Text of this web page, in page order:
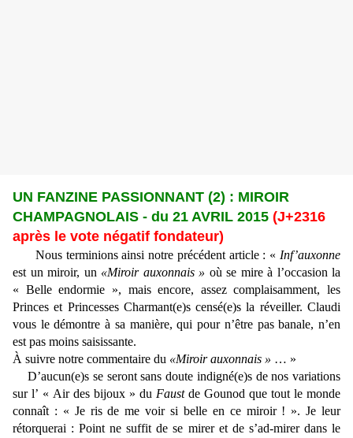
UN FANZINE PASSIONNANT (2) : MIROIR
CHAMPAGNOLAIS - du 21 AVRIL 2015 (J+2316
après le vote négatif fondateur)
Nous terminions ainsi notre précédent article : « Inf’auxonne
est un miroir, un «Miroir auxonnais » où se mire à l’occasion la
« Belle endormie », mais encore, assez complaisamment, les
Princes et Princesses Charmant(e)s censé(e)s la réveiller. Claudi
vous le démontre à sa manière, qui pour n’être pas banale, n’en
est pas moins saisissante.
À suivre notre commentaire du «Miroir auxonnais » … »
D’aucun(e)s se seront sans doute indigné(e)s de nos variations
sur l’ « Air des bijoux » du Faustde Gounod que tout le monde
connaît : « Je ris de me voir si belle en ce miroir ! ». Je leur
rétorquerai : Point ne suffit de se mirer et de s’ad-mirer dans le